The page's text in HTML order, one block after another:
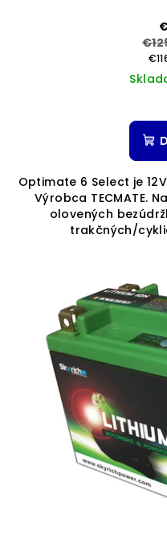
Optimate 6 Select je
Výrobca TECMATE.
olovených
trakčných/